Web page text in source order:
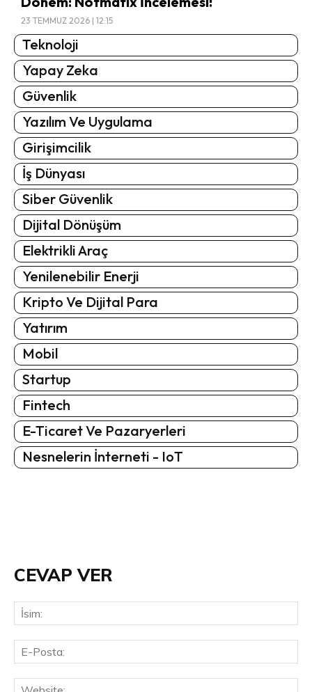
23 TEMMUZ 2026 | 12:15
Teknoloji
Yapay Zeka
Güvenlik
Yazılım Ve Uygulama
Girişimcilik
İş Dünyası
Siber Güvenlik
Dijital Dönüşüm
Elektrikli Araç
Yenilenebilir Enerji
Kripto Ve Dijital Para
Yatırım
Mobil
Startup
Fintech
E-Ticaret Ve Pazaryerleri
Nesnelerin İnterneti - IoT
CEVAP VER